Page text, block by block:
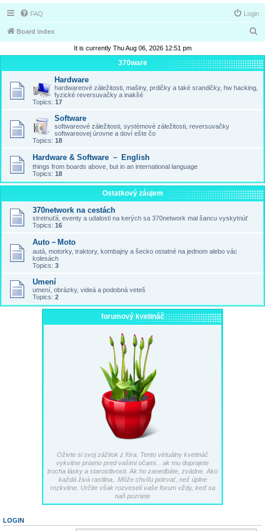
FAQ Login
Board index
a
r
It is currently Thu Aug 06, 2026 12:51 pm
370ware
Hardware
hardwareové záležitosti, mašiny, prdičky a také srandičky, hw hacking,
fyzické reversuvačky a inakšé
Topics: 17
Software
softwareové záležitosti, systémové záležitosti, reversuvačky
softwareovej úrovne a doví ešte čo
Topics: 18
Hardware & Software － English
things from boards above, but in an international language
Topics: 18
Ostatkový záujem
370network na cestách
stretnuťá, eventy a udalosti na kerých sa 370network mal šancu vyskytnúť
Topics: 16
Auto－Moto
autá, motorky, traktory, kombajny a šecko ostatné na jednom alebo vác
kolesách
Topics: 3
Umení
umení, obrázky, videá a podobná veteš
Topics: 2
forumový kvetináč
Oživte si svoj zážitok z fóra. Tento virtuálny kvetináč
vykvitne priamo pred vašimi očami... ak mu doprajete
trocha lásky a starostlivosti. Ak ho zanedbáte, zvädne. Ako
každá živá rastlina.. Môže chvíľu potrvať, než úplne
rozkvitne. Určite však rozveselí vaše forum vždy, keď sa
naň pozriete
LOGIN